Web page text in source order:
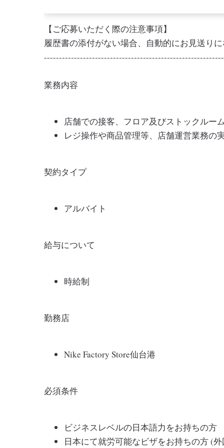
【ご応募いただく際の注意事項】
履歴書の添付がない場合、自動的にお見送り
業務内容
店舗での接客、フロア及びストックルー
レジ操作や商品管理等、店舗運営業務の
契約タイプ
アルバイト
給与について
時給制
勤務店
Nike Factory Store仙台港
必須条件
ビジネスレベルの日本語力をお持ちの方
日本にて就労可能なビザをお持ちの方 (